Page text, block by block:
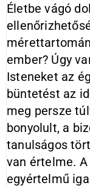
Életbe vágó
ember? Úgy
Isteneket az
büntetést az
meg persze
bonyolult, a
tanulságos
van értelme.
egyértelmű